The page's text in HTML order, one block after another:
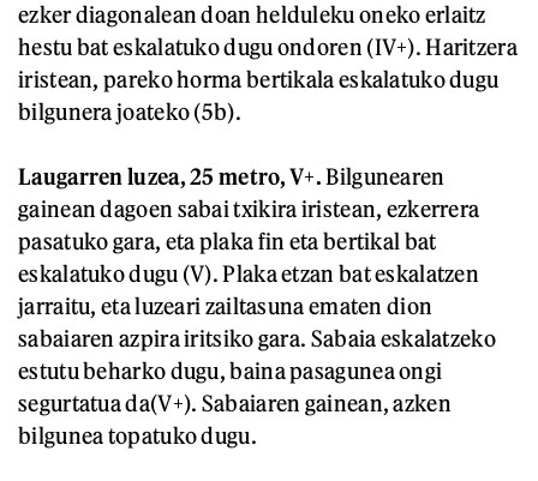
ezker diagonalean doan helduleku oneko erlaitz
hestu bat eskalatuko dugu ondoren (IV+). Haritzera
iristean, pareko horma bertikala eskalatuko dugu
bilgunera joateko (5b).
Laugarren luzea, 25 metro, V+.Bilgunearen
gainean dagoen sabai txikira iristean, ezkerrera
pasatuko gara, eta plaka fin eta bertikal bat
eskalatuko dugu (V). Plaka etzan bat eskalatzen
jarraitu, eta luzeari zailtasuna ematen dion
sabaiaren azpira iritsiko gara. Sabaia eskalatzeko
estutu beharko dugu, baina pasagunea ongi
segurtatua da(V+). Sabaiaren gainean, azken
bilgunea topatuko dugu.